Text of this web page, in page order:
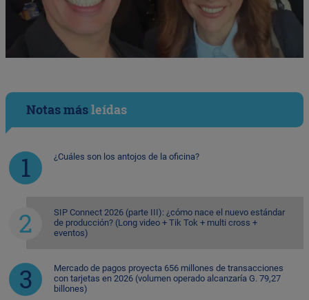
Notas másleídas
¿Cuáles son los antojos de la oficina?
SIP Connect 2026 (parte III): ¿cómo nace el nuevo estándar
de producción? (Long video + Tik Tok + multi cross +
eventos)
Mercado de pagos proyecta 656 millones de transacciones
con tarjetas en 2026 (volumen operado alcanzaría G. 79,27
billones)